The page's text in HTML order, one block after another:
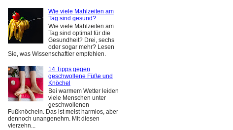
Wie viele Mahlzeiten am
Tag sind gesund?
Wie viele Mahlzeiten am
Tag sind optimal für die
Gesundheit? Drei, sechs
oder sogar mehr? Lesen
Sie, was Wissenschaftler empfehlen.
14 Tipps gegen
geschwollene Füße und
Knöchel
Bei warmem Wetter leiden
viele Menschen unter
geschwollenen
Fußknöcheln. Das ist meist harmlos, aber
dennoch unangenehm. Mit diesen
vierzehn...